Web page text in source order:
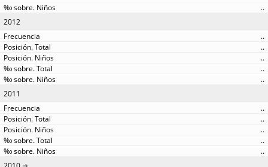
..
2012
..
..
..
..
..
2011
..
..
..
..
..